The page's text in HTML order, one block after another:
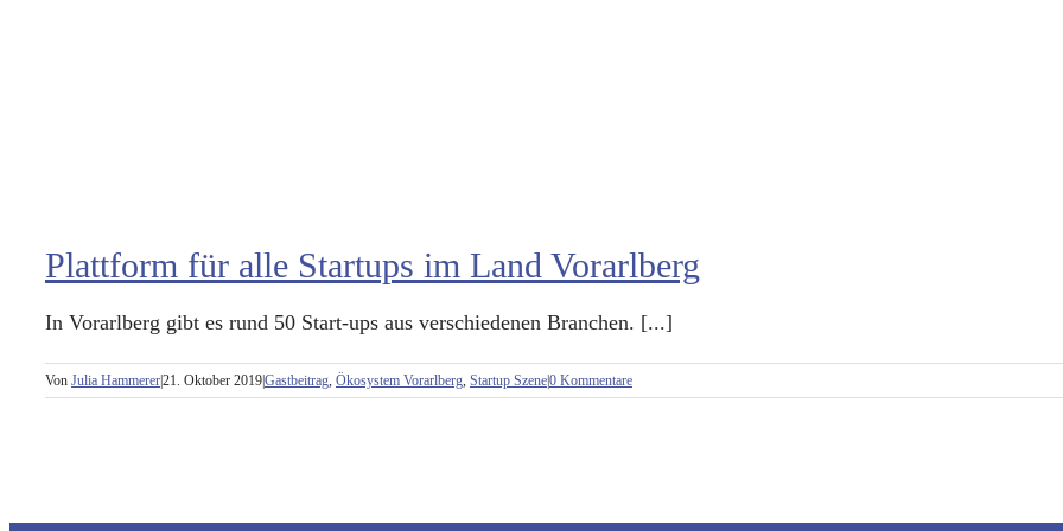
Plattform für alle Startups im Land Vorarlberg
In Vorarlberg gibt es rund 50 Start-ups aus verschiedenen Branchen. [...]
Von Julia Hammerer21. Oktober 2019Gastbeitrag, Ökosystem Vorarlberg, Startup Szene0 Kommentare